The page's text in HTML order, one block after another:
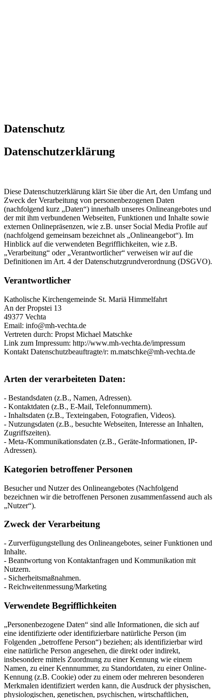
Datenschutz
Datenschutzerklärung
Diese Datenschutzerklärung klärt Sie über die Art, den Umfang und
Zweck der Verarbeitung von personenbezogenen Daten
(nachfolgend kurz „Daten“) innerhalb unseres Onlineangebotes und
der mit ihm verbundenen Webseiten, Funktionen und Inhalte sowie
externen Onlinepräsenzen, wie z.B. unser Social Media Profile auf
(nachfolgend gemeinsam bezeichnet als „Onlineangebot“). Im
Hinblick auf die verwendeten Begrifflichkeiten, wie z.B.
„Verarbeitung“ oder „Verantwortlicher“ verweisen wir auf die
Definitionen im Art. 4 der Datenschutzgrundverordnung (DSGVO).
Verantwortlicher
Katholische Kirchengemeinde St. Mariä Himmelfahrt
An der Propstei 13
49377 Vechta
Email: info@mh-vechta.de
Vertreten durch: Propst Michael Matschke
Link zum Impressum: http://www.mh-vechta.de/impressum
Kontakt Datenschutzbeauftragte/r: m.matschke@mh-vechta.de
Arten der verarbeiteten Daten:
- Bestandsdaten (z.B., Namen, Adressen).
- Kontaktdaten (z.B., E-Mail, Telefonnummern).
- Inhaltsdaten (z.B., Texteingaben, Fotografien, Videos).
- Nutzungsdaten (z.B., besuchte Webseiten, Interesse an Inhalten,
Zugriffszeiten).
- Meta-/Kommunikationsdaten (z.B., Geräte-Informationen, IP-
Adressen).
Kategorien betroffener Personen
Besucher und Nutzer des Onlineangebotes (Nachfolgend
bezeichnen wir die betroffenen Personen zusammenfassend auch als
„Nutzer“).
Zweck der Verarbeitung
- Zurverfügungstellung des Onlineangebotes, seiner Funktionen und
Inhalte.
- Beantwortung von Kontaktanfragen und Kommunikation mit
Nutzern.
- Sicherheitsmaßnahmen.
- Reichweitenmessung/Marketing
Verwendete Begrifflichkeiten
„Personenbezogene Daten“ sind alle Informationen, die sich auf
eine identifizierte oder identifizierbare natürliche Person (im
Folgenden „betroffene Person“) beziehen; als identifizierbar wird
eine natürliche Person angesehen, die direkt oder indirekt,
insbesondere mittels Zuordnung zu einer Kennung wie einem
Namen, zu einer Kennnummer, zu Standortdaten, zu einer Online-
Kennung (z.B. Cookie) oder zu einem oder mehreren besonderen
Merkmalen identifiziert werden kann, die Ausdruck der physischen,
physiologischen, genetischen, psychischen, wirtschaftlichen,